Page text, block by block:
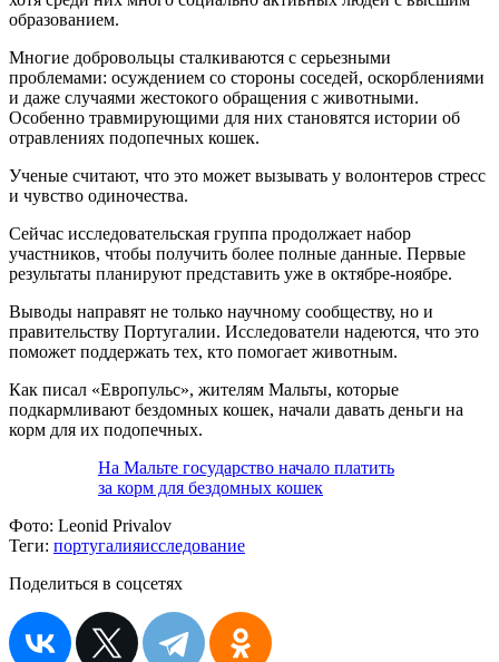
образованием.
Многие добровольцы сталкиваются с серьезными
проблемами: осуждением со стороны соседей, оскорблениями
и даже случаями жестокого обращения с животными.
Особенно травмирующими для них становятся истории об
отравлениях подопечных кошек.
Ученые считают, что это может вызывать у волонтеров стресс
и чувство одиночества.
Сейчас исследовательская группа продолжает набор
участников, чтобы получить более полные данные. Первые
результаты планируют представить уже в октябре-ноябре.
Выводы направят не только научному сообществу, но и
правительству Португалии. Исследователи надеются, что это
поможет поддержать тех, кто помогает животным.
Как писал «Европульс», жителям Мальты, которые
подкармливают бездомных кошек, начали давать деньги на
корм для их подопечных.
На Мальте государство начало платить
за корм для бездомных кошек
Фото: Leonid Privalov
Теги: португалияисследование
Поделиться в соцсетях